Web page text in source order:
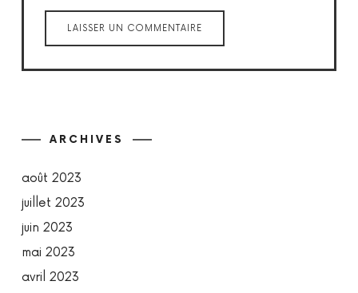
ARCHIVES
août 2023
juillet 2023
juin 2023
mai 2023
avril 2023